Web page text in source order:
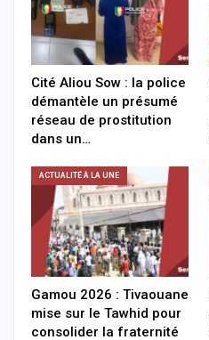
Cité Aliou Sow : la police
démantèle un présumé
réseau de prostitution
dans un…
ACTUALITÉ À LA UNE
Gamou 2026 : Tivaouane
mise sur le Tawhid pour
consolider la fraternité